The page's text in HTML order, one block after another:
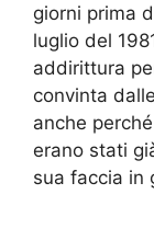
giorni prima
luglio del
addirittura
convinta dalle
anche
erano stati
sua faccia in